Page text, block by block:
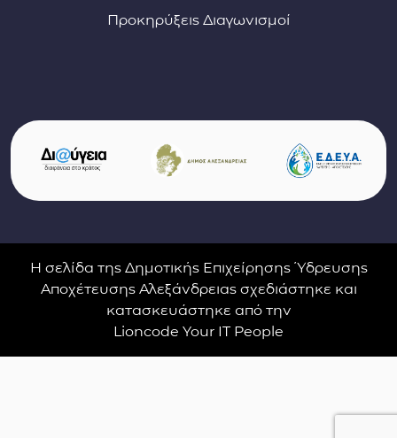
Προκηρύξεις Διαγωνισμοί
Σύνδεσμοι φορέων και συνεργατών
(ανοίγει σε νέο παράθυρο)
(ανοίγει σε νέο
Η σελίδα της Δημοτικής Επιχείρησης Ύδρευσης
Αποχέτευσης Αλεξάνδρειας σχεδιάστηκε και
κατασκευάστηκε από την
Lioncode Your IT People